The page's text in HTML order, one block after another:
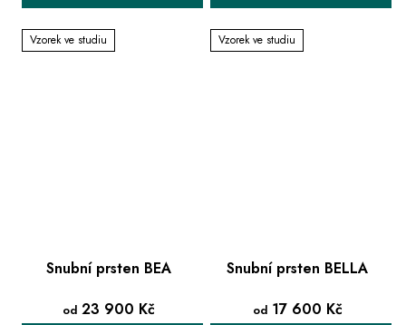
Vzorek ve studiu
Snubní prsten BEA
od 23 900 Kč
Vzorek ve studiu
Snubní prsten BELLA
od17 600 Kč